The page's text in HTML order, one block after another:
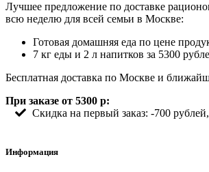
Лучшее предложение по доставке
всю неделю для всей семьи в Москве:
Готовая домашняя еда по цене
7 кг еды и 2 л напитков за 5300
Бесплатная доставка по Москве и
При заказе от 5300 р:
Скидка на первый заказ: -700 рублей,
Информация